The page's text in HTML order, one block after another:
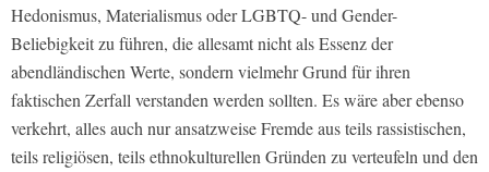
Hedonismus, Materialismus oder LGBTQ- und Gender-
Beliebigkeit zu führen, die allesamt nicht als Essenz der
abendländischen Werte, sondern vielmehr Grund für ihren
faktischen Zerfall verstanden werden sollten. Es wäre aber ebenso
verkehrt, alles auch nur ansatzweise Fremde aus teils rassistischen,
teils religiösen, teils ethnokulturellen Gründen zu verteufeln und den